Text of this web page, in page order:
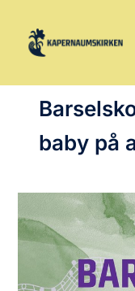
baby på